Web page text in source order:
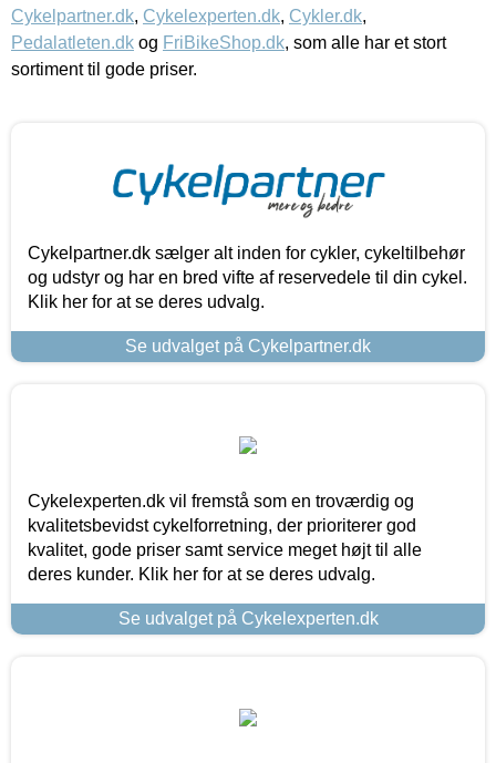
Cykelpartner.dk, Cykelexperten.dk, Cykler.dk,
Pedalatleten.dk og FriBikeShop.dk, som alle har et stort
sortiment til gode priser.
Cykelpartner.dk sælger alt inden for cykler, cykeltilbehør
og udstyr og har en bred vifte af reservedele til din cykel.
Klik her for at se deres udvalg.
Se udvalget på Cykelpartner.dk
Cykelexperten.dk vil fremstå som en troværdig og
kvalitetsbevidst cykelforretning, der prioriterer god
kvalitet, gode priser samt service meget højt til alle
deres kunder. Klik her for at se deres udvalg.
Se udvalget på Cykelexperten.dk